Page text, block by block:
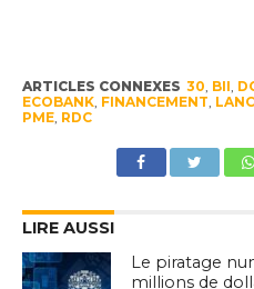
ARTICLES CONNEXES 30, BII,
ECOBANK, FINANCEMENT,
PME, RDC
LIRE AUSSI
Le piratage
millions de